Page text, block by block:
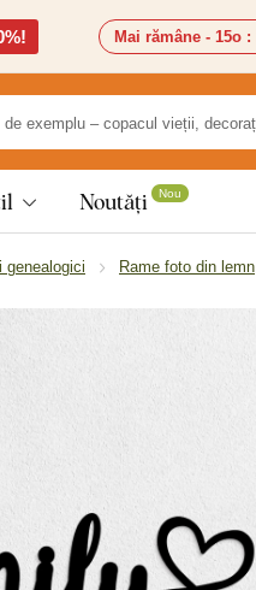
Mai rămâne - 15o :
Noutăți Nou
genealogici Rame foto din lemn